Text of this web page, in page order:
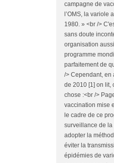
campagne de
l’OMS, la variole
1980. » <br />
sans doute
organisation
programme
parfaitement de
/> Cependant, en
de 2010 [1] on lit,
chose :<br />
vaccination mise
le cadre de ce
surveillance de la
adopter la
éviter la
épidémies de